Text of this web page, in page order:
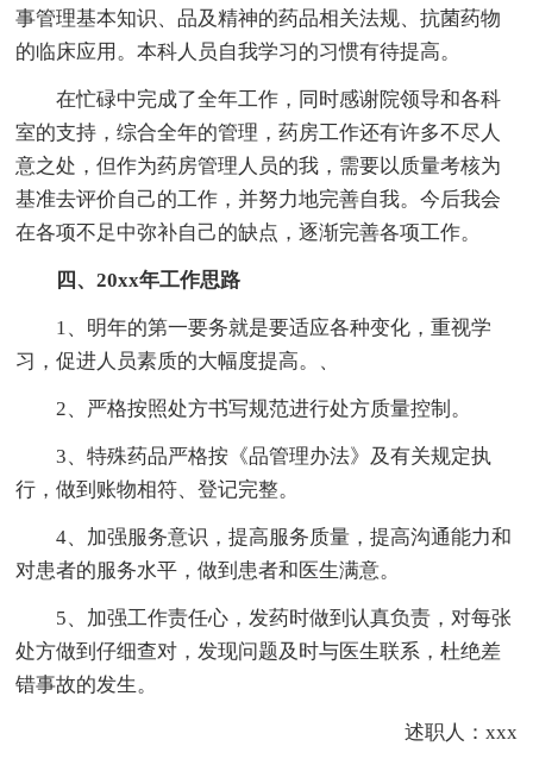
事管理基本知识、品及精神的药品相关法规、抗菌药物
的临床应用。本科人员自我学习的习惯有待提高。
在忙碌中完成了全年工作，同时感谢院领导和各科
室的支持，综合全年的管理，药房工作还有许多不尽人
意之处，但作为药房管理人员的我，需要以质量考核为
基准去评价自己的工作，并努力地完善自我。今后我会
在各项不足中弥补自己的缺点，逐渐完善各项工作。
四、20xx年工作思路
1、明年的第一要务就是要适应各种变化，重视学
习，促进人员素质的大幅度提高。、
2、严格按照处方书写规范进行处方质量控制。
3、特殊药品严格按《品管理办法》及有关规定执
行，做到账物相符、登记完整。
4、加强服务意识，提高服务质量，提高沟通能力和
对患者的服务水平，做到患者和医生满意。
5、加强工作责任心，发药时做到认真负责，对每张
处方做到仔细查对，发现问题及时与医生联系，杜绝差
错事故的发生。
述职人：xxx